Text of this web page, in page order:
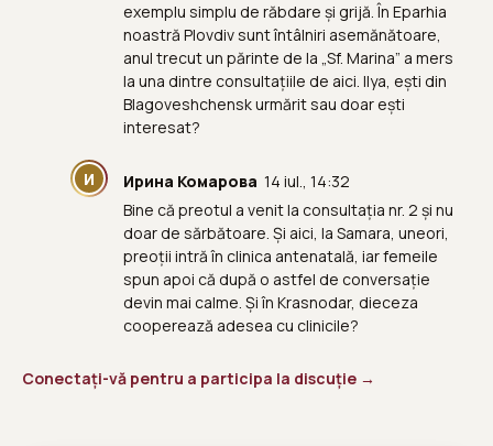
exemplu simplu de răbdare și grijă. În Eparhia
noastră Plovdiv sunt întâlniri asemănătoare,
anul trecut un părinte de la „Sf. Marina” a mers
la una dintre consultațiile de aici. Ilya, ești din
Blagoveshchensk urmărit sau doar ești
interesat?
И Ирина Комарова 14 iul., 14:32
Bine că preotul a venit la consultația nr. 2 și nu
doar de sărbătoare. Și aici, la Samara, uneori,
preoții intră în clinica antenatală, iar femeile
spun apoi că după o astfel de conversație
devin mai calme. Și în Krasnodar, dieceza
cooperează adesea cu clinicile?
Conectați-vă pentru a participa la discuție →